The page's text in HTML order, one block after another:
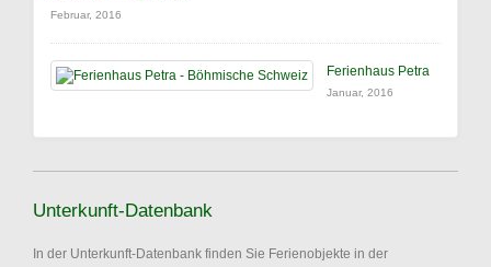
Februar, 2016
Ferienhaus Petra
Januar, 2016
Unterkunft-Datenbank
In der Unterkunft-Datenbank finden Sie Ferienobjekte in der